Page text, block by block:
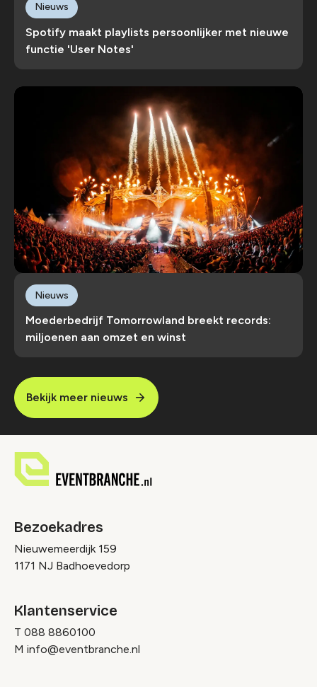
Spotify maakt playlists persoonlijker met nieuwe
functie 'User Notes'
Nieuws
Moederbedrijf Tomorrowland breekt records:
miljoenen aan omzet en winst
Nieuws
Bekijk meer nieuws
Bezoekadres
Nieuwemeerdijk 159
1171 NJ Badhoevedorp
Klantenservice
T 088 8860100
M info@eventbranche.nl